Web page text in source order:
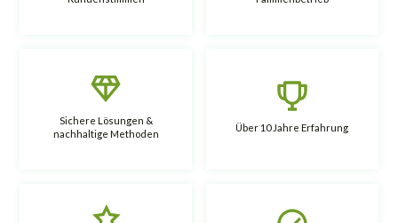
Sichere Lösungen &
nachhaltige Methoden
Über 10 Jahre Erfahrung